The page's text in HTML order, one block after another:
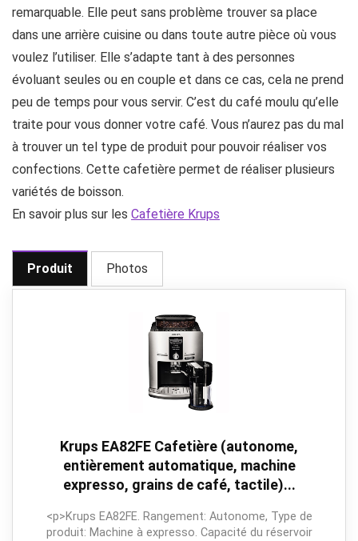
remarquable. Elle peut sans problème trouver sa place
dans une arrière cuisine ou dans toute autre pièce où vous
voulez l’utiliser. Elle s’adapte tant à des personnes
évoluant seules ou en couple et dans ce cas, cela ne prend
peu de temps pour vous servir. C’est du café moulu qu’elle
traite pour vous donner votre café. Vous n’aurez pas du mal
à trouver un tel type de produit pour pouvoir réaliser vos
confections. Cette cafetière permet de réaliser plusieurs
variétés de boisson.
En savoir plus sur les Cafetière Krups
Produit Photos
Krups EA82FE Cafetière (autonome,
entièrement automatique, machine
expresso, grains de café, tactile)...
<p>Krups EA82FE. Rangement: Autonome, Type de
produit: Machine à expresso. Capacité du réservoir